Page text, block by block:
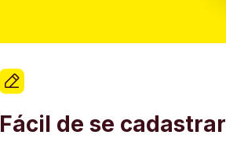
Fácil de se cadastrar